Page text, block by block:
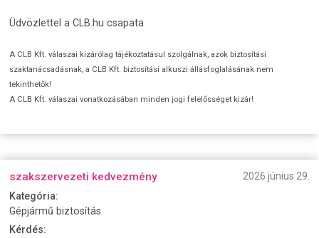
Üdvözlettel a CLB.hu csapata
A CLB Kft. válaszai kizárólag tájékoztatásul szolgálnak, azok biztosítási
szaktanácsadásnak, a CLB Kft. biztosítási alkuszi állásfoglalásának nem
tekinthetők!
A CLB Kft. válaszai vonatkozásában minden jogi felelősséget kizár!
szakszervezeti kedvezmény
2026 június 29.
Kategória:
Gépjármű biztosítás
Kérdés: